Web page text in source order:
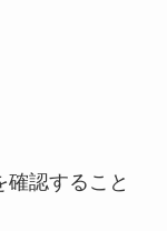
認すること